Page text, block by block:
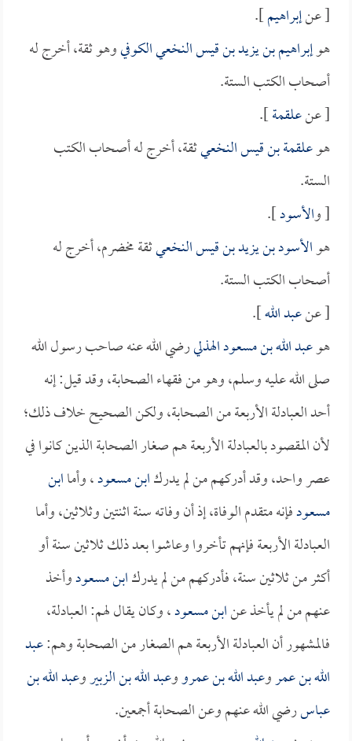
[ عنإبراهيم].
هوإبراهيم بن يزيد بن قيس النخعي الكوفيوهو ثقة، أخرج له
أصحاب الكتب الستة.
[ عنعلقمة].
هوعلقمة بن قيس النخعيثقة، أخرج له أصحاب الكتب
الستة.
[ والأسود].
هوالأسود بن يزيد بن قيس النخعيثقة مخضرم، أخرج له
أصحاب الكتب الستة.
[ عنعبد الله].
هوعبد الله بن مسعود الهذليرضي الله عنه صاحب رسول الله
صلى الله عليه وسلم، وهو من فقهاء الصحابة، وقد قيل: إنه
أحد العبادلة الأربعة من الصحابة، ولكن الصحيح خلاف ذلك؛
لأن المقصود بالعبادلة الأربعة هم صغار الصحابة الذين كانوا في
عصر واحد، وقد أدركهم من لم يدركابن مسعود، وأماابن
مسعودفإنه متقدم الوفاة، إذ أن وفاته سنة اثنتين وثلاثين، وأما
العبادلة الأربعة فإنهم تأخروا وعاشوا بعد ذلك ثلاثين سنة أو
أكثر من ثلاثين سنة، فأدركهم من لم يدركابن مسعودوأخذ
عنهم من لم يأخذ عنابن مسعود، وكان يقال لهم: العبادلة،
فالمشهور أن العبادلة الأربعة هم الصغار من الصحابة وهم:عبد
الله بن عمروعبد الله بن عمرووعبد الله بن الزبيروعبد الله بن
عباسرضي الله عنهم وعن الصحابة أجمعين.